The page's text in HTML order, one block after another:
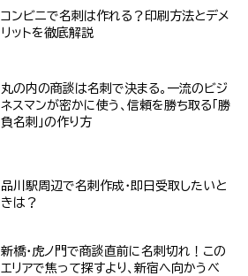
コンビニで名刺は作れる？印刷方法とデメ
リットを徹底解説
丸の内の商談は名刺で決まる。一流のビジ
ネスマンが密かに使う、信頼を勝ち取る「勝
負名刺」の作り方
品川駅周辺で名刺作成・即日受取したいと
きは？
新橋・虎ノ門で商談直前に名刺切れ！この
エリアで焦って探すより、新宿へ向かうべ